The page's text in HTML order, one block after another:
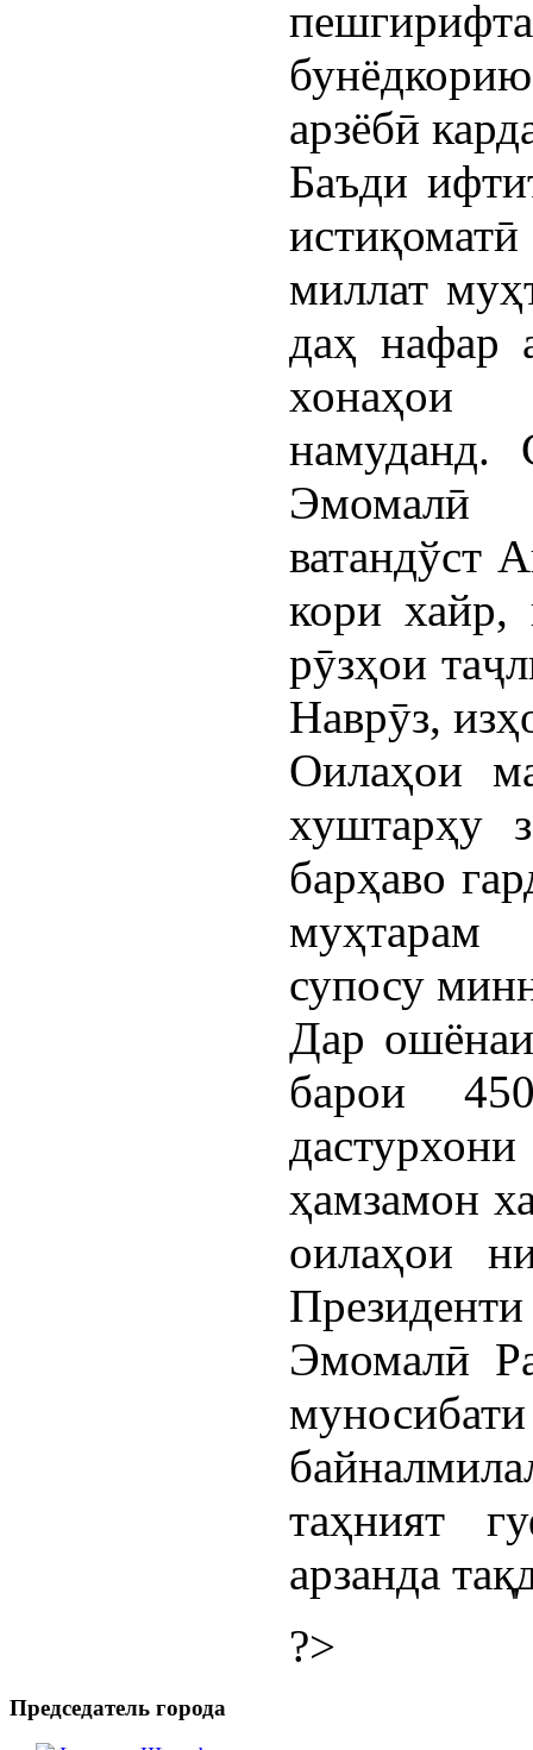
арзёбӣ
Баъди
миллат
даҳ нафар
хонаҳои
намуданд.
Эмомалӣ
ватандўст
кори хайр,
рӯзҳои
Наврӯз,
Оилаҳои
хуштарҳу
барҳаво
супосу
Дар
барои
ҳамзамон
оилаҳои
Эмомалӣ
таҳният
арзанда
?>
Председатель города